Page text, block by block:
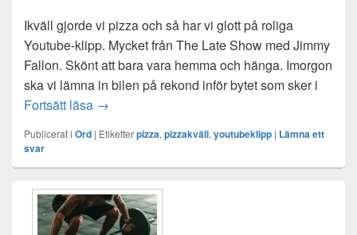
Ikväll gjorde vi pizza och så har vi glott på roliga
Youtube-klipp. Mycket från The Late Show med Jimmy
Fallon. Skönt att bara vara hemma och hänga. Imorgon
ska vi lämna in bilen på rekond inför bytet som sker i
Fortsätt läsa Pizzakväll
→
Publicerat i Ord | Etiketterpizza, pizzakväll, youtubeklipp | Lämna ett
svar
Primära
sidofältet
Widget
område